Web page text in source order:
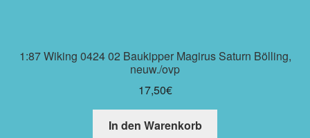
1:87 Wiking 0424 02 Baukipper Magirus Saturn Bölling,
neuw./ovp
17,50€
In den Warenkorb